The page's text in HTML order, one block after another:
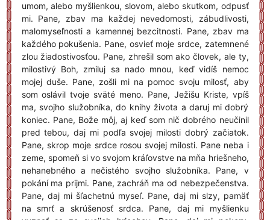
umom, alebo myšlienkou, slovom, alebo skutkom, odpusť
mi. Pane, zbav ma každej nevedomosti, zábudlivosti,
malomyseľnosti a kamennej bezcitnosti. Pane, zbav ma
každého pokušenia. Pane, osvieť moje srdce, zatemnené
zlou žiadostivosťou. Pane, zhrešil som ako človek, ale ty,
milostivý Boh, zmiluj sa nado mnou, keď vidíš nemoc
mojej duše. Pane, zošli mi na pomoc svoju milosť, aby
som oslávil tvoje sväté meno. Pane, Ježišu Kriste, vpíš
ma, svojho služobníka, do knihy života a daruj mi dobrý
koniec. Pane, Bože môj, aj keď som nič dobrého neučinil
pred tebou, daj mi podľa svojej milosti dobrý začiatok.
Pane, skrop moje srdce rosou svojej milosti. Pane neba i
zeme, spomeň si vo svojom kráľovstve na mňa hriešneho,
nehanebného a nečistého svojho služobníka. Pane, v
pokání ma prijmi. Pane, zachráň ma od nebezpečenstva.
Pane, daj mi šľachetnú myseľ. Pane, daj mi slzy, pamäť
na smrť a skrúšenosť srdca. Pane, daj mi myšlienku